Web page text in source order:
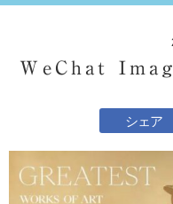
WeChat
シェア